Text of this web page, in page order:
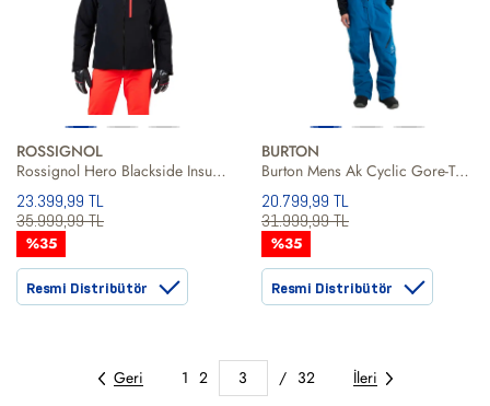
ROSSIGNOL
Rossignol Hero Blackside Insulated Erkek Siyah Kayak Ceketi
23.399,99 TL
35.999,99 TL
%35
Resmi Distribütör
BURTON
Burton Mens Ak Cyclic Gore-Tex 2L Bib Erkek Mavi Snowboard Pantolonu
20.799,99 TL
31.999,99 TL
%35
Resmi Distribütör
Geri 1 2 3 / 32
İleri